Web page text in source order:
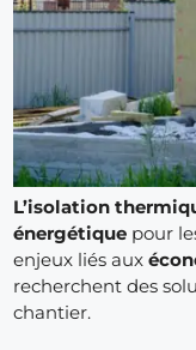
L’isolation
énergétique pour
enjeux liés aux
recherchent des
chantier.